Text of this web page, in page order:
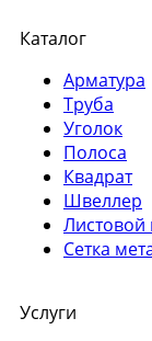
Каталог
Арматура
Труба
Уголок
Полоса
Квадрат
Швеллер
Листовой
Сетка
Услуги